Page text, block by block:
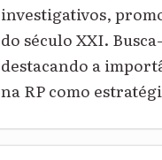
investigativos,
do século XXI.
destacando a
na RP como